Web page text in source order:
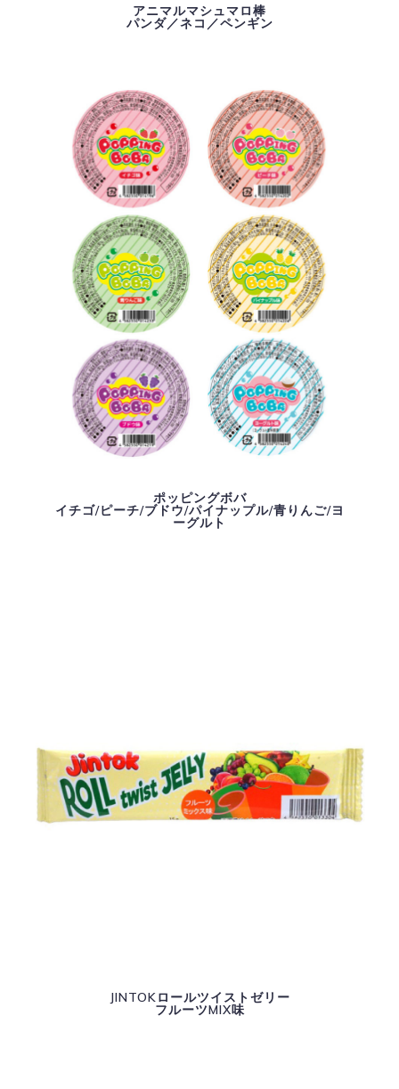
アニマルマシュマロ棒
パンダ／ネコ／ペンギン
ポッピングボバ
イチゴ/ピーチ/ブドウ/パイナップル/青りんご/ヨ
ーグルト
JINTOKロールツイストゼリー
フルーツMIX味